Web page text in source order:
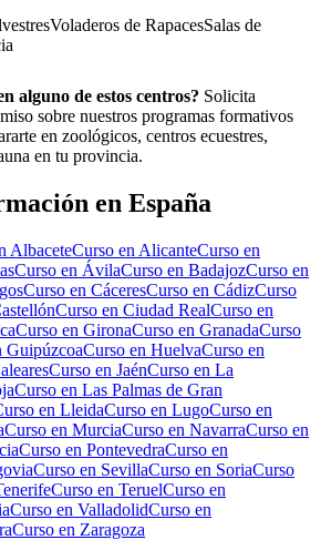
Voladeros de RapacesSalas de
alguno de estos centros? Solicita
sobre nuestros programas formativos
en zoológicos, centros ecuestres,
en tu provincia.
en España
AlbaceteCurso en AlicanteCurso en
Curso en ÁvilaCurso en BadajozCurso en
Curso en CáceresCurso en CádizCurso
Curso en Ciudad RealCurso en
Curso en GironaCurso en GranadaCurso
GuipúzcoaCurso en HuelvaCurso en
Curso en JaénCurso en La
Curso en Las Palmas de Gran
en LleidaCurso en LugoCurso en
Curso en MurciaCurso en NavarraCurso en
Curso en PontevedraCurso en
Curso en SevillaCurso en SoriaCurso
Curso en TeruelCurso en
Curso en ValladolidCurso en
Curso en Zaragoza